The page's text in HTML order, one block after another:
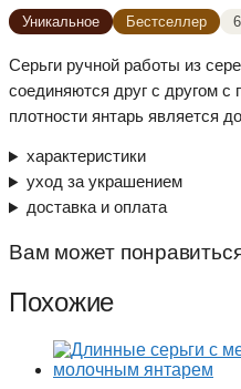
Уникальное Бестселлер
Серьги ручной работы из
соединяются друг с другом
плотности янтарь является
характеристики
уход за украшением
доставка и оплата
Вам может
Похожие